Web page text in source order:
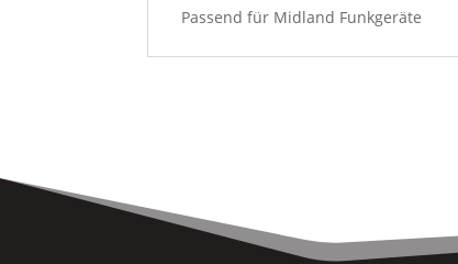
Passend für Midland Funkgeräte